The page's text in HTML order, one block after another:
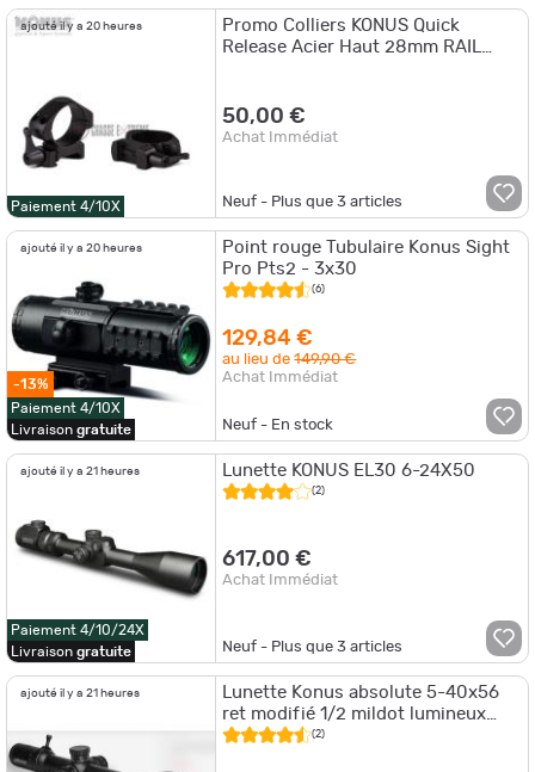
ajouté il y a 20 heures
Paiement 4/10X
Promo Colliers KONUS Quick
Release Acier Haut 28mm RAIL
50,00 €
Achat Immédiat
Neuf - Plus que3 articles
ajouté il y a 20 heures
-13%
Paiement 4/10X
Livraison gratuite
Point rouge Tubulaire Konus Sight
Pro Pts2 - 3x30
(6)
129,84 €
au lieu de149,90 €
Achat Immédiat
Neuf - En stock
ajouté il y a 21 heures
Paiement 4/10/24X
Livraison gratuite
Lunette KONUS EL30 6-24X50
(2)
617,00 €
Achat Immédiat
Neuf - Plus que3 articles
ajouté il y a 21 heures
Lunette Konus absolute 5-40x56
ret modifié 1/2 mildot lumineux
rouge-bleu(2)